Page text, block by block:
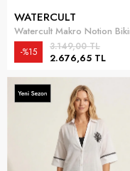
WATERCULT
2.676,65 TL
3.149,00 TL
%15